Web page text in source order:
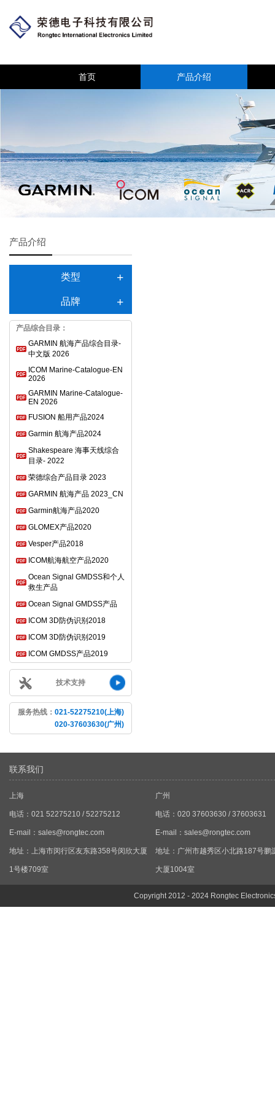
首页 产品介绍
产品介绍
类型
品牌
产品综合目录：
GARMIN 航海产品综合目录-
中文版 2026
ICOM Marine-Catalogue-EN
2026
GARMIN Marine-Catalogue-
EN 2026
FUSION 船用产品2024
Garmin 航海产品2024
Shakespeare 海事天线综合
目录- 2022
荣德综合产品目录 2023
GARMIN 航海产品 2023_CN
Garmin航海产品2020
GLOMEX产品2020
Vesper产品2018
ICOM航海航空产品2020
Ocean Signal GMDSS和个人
救生产品
Ocean Signal GMDSS产品
ICOM 3D防伪识别2018
ICOM 3D防伪识别2019
ICOM GMDSS产品2019
技术支持
服务热线： 021-52275210(上海)
020-37603630(广州)
联系我们
上海
电话：021 52275210 / 52275212
E-mail： sales@rongtec.com
地址：上海市闵行区友东路358号闵欣大厦
1号楼709室
广州
电话：020 37603630 / 37603631
E-mail： sales@rongtec.com
地址：广州市越秀区小北路187号鹏
大厦1004室
Copyright 2012 - 2024 Rongtec